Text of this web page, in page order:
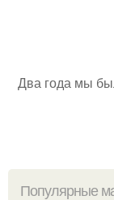
Два года мы
Популярные